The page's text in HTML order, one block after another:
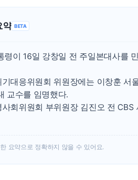
약 BETA
령이 16일 강창일 전 주일본대사를
기대응위원회 위원장에는 이창훈 서
교수를 임명했다.
사회위원회 부위원장 김진오 전
요약으로 정확하지 않을 수 있어요.